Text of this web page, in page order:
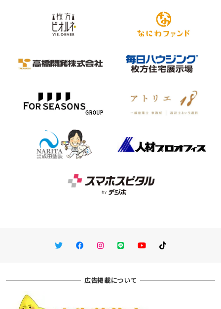
TwitterFacebookInstagram
LINE You TubeTikTok
広告掲載について